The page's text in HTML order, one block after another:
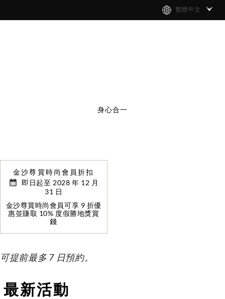
繁體中文
身心合一
金沙尊賞時尚會員折扣
即日起至 2028 年 12 月
31 日
金沙尊賞時尚會員可享 9 折優
惠並賺取 10% 度假勝地獎賞
錢
可提前最多 7 日預約。
最新活動